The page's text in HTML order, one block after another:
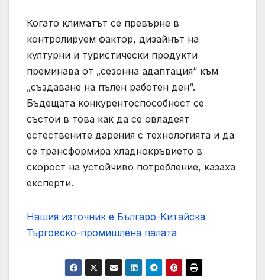
Когато климатът се превърне в
контролируем фактор, дизайнът на
културни и туристически продукти
преминава от „сезонна адаптация“ към
„създаване на пълен работен ден“.
Бъдещата конкурентоспособност се
състои в това как да се овладеят
естествените дарения с технологията и да
се трансформира хладнокръвието в
скорост на устойчиво потребление, казаха
експерти.
Нашия източник е Българо-Китайска
Търговско-промишлена палaта